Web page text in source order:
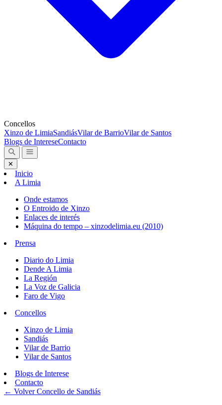
Concellos
Xinzo de LimiaSandiásVilar de BarrioVilar de Santos
Blogs de IntereseContacto
✕
Inicio
A Limia
Onde estamos
O Entroido de Xinzo
Enlaces de interés
Máquina do tempo – xinzodelimia.eu (2010)
Prensa
Diario do Limia
Dende A Limia
La Región
La Voz de Galicia
Faro de Vigo
Concellos
Xinzo de Limia
Sandiás
Vilar de Barrio
Vilar de Santos
Blogs de Interese
Contacto
← VolverConcello de Sandiás